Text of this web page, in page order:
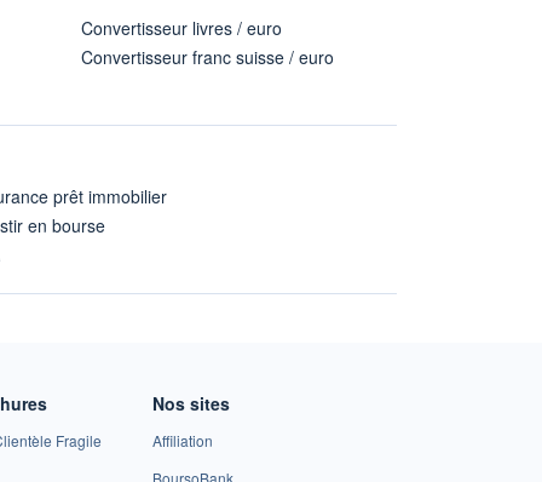
Convertisseur livres / euro
Convertisseur franc suisse / euro
prêt immobilier
en bourse
Fragile
Nos sites
Affiliation
BoursoBank